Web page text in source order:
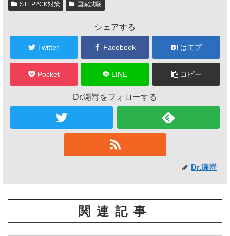
STEP2CK対策 国家試験
シェアする
Twitter Facebook はてブ
Pocket LINE コピー
Dr.瀬嵜をフォローする
Dr.瀬嵜
関連記事